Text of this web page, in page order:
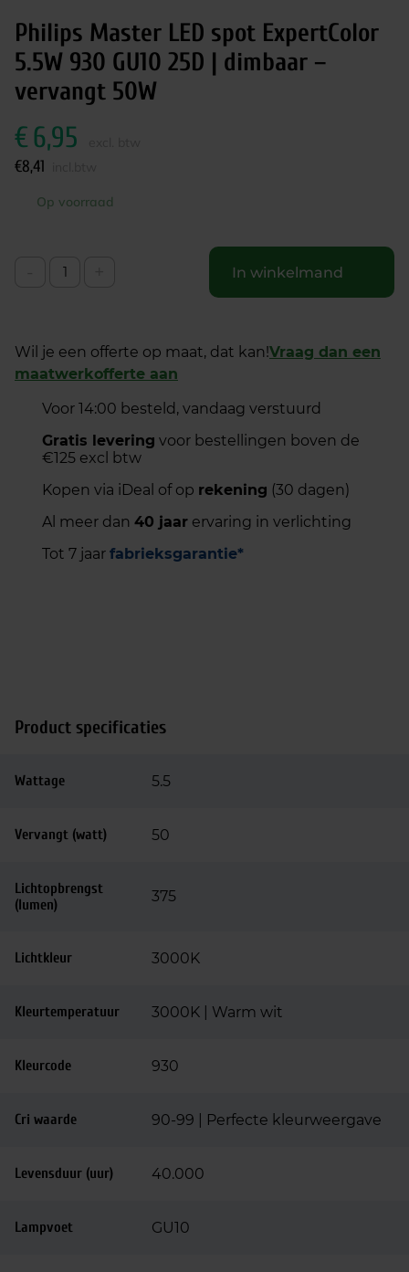
Philips Master LED spot ExpertColor
5.5W 930 GU10 25D | dimbaar –
vervangt 50W
€6,95
€8,41
Op voorraad
In winkelmand
Wil je een offerte op maat, dat kan!Vraag dan een
maatwerkofferte aan
Voor 14:00 besteld, vandaag verstuurd
Gratis levering voor bestellingen boven de
€125 excl btw
Kopen via iDeal of op rekening (30 dagen)
Al meer dan 40 jaar ervaring in verlichting
Tot 7 jaar fabrieksgarantie*
Product specificaties
Wattage 5.5
Vervangt (watt) 50
Lichtopbrengst
(lumen)
375
Lichtkleur 3000K
Kleurtemperatuur 3000K | Warm wit
Kleurcode 930
Cri waarde 90-99 | Perfecte kleurweergave
Levensduur (uur) 40.000
Lampvoet GU10